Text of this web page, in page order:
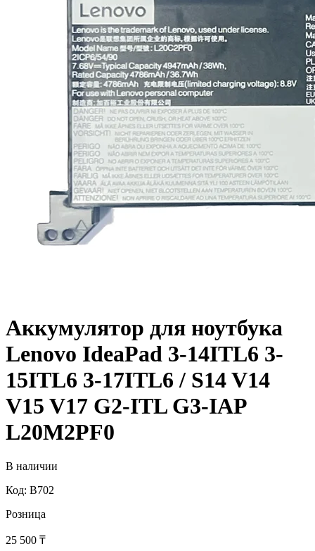
Аккумулятор для ноутбука
Lenovo IdeaPad 3-14ITL6 3-
15ITL6 3-17ITL6 / S14 V14
V15 V17 G2-ITL G3-IAP
L20M2PF0
В наличии
Код: B702
Розница
25 500 ₸